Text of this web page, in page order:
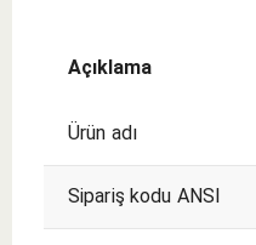
Açıklama
Ürün adı
Sipariş kodu ANSI